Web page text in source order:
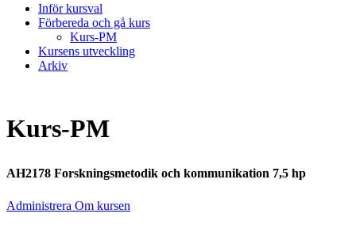
Inför kursval
Förbereda och gå kurs
Kurs-PM
Kursens utveckling
Arkiv
Kurs-PM
AH2178 Forskningsmetodik och kommunikation 7,5 hp
Administrera Om kursen